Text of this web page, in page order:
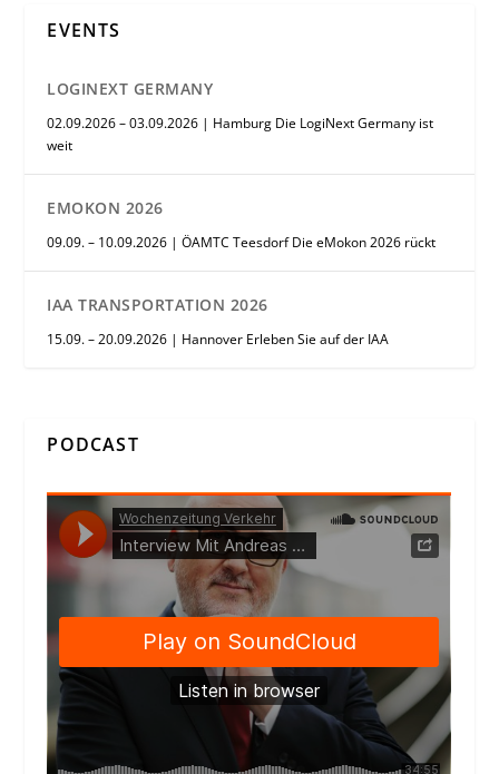
EVENTS
LOGINEXT GERMANY
02.09.2026 – 03.09.2026 | Hamburg Die LogiNext Germany ist
weit
EMOKON 2026
09.09. – 10.09.2026 | ÖAMTC Teesdorf Die eMokon 2026 rückt
IAA TRANSPORTATION 2026
15.09. – 20.09.2026 | Hannover Erleben Sie auf der IAA
PODCAST